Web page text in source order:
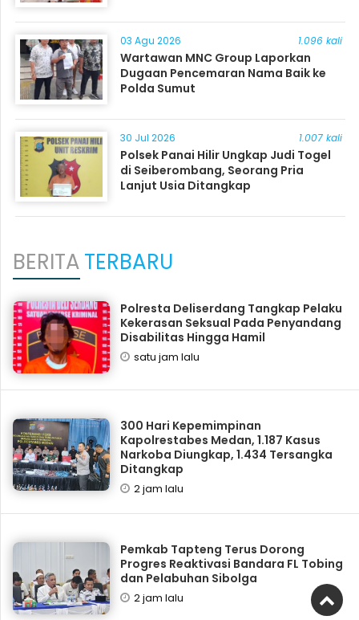
03 Agu 2026 1.096 kali
Wartawan MNC Group Laporkan
Dugaan Pencemaran Nama Baik ke
Polda Sumut
30 Jul 2026 1.007 kali
Polsek Panai Hilir Ungkap Judi Togel
di Seiberombang, Seorang Pria
Lanjut Usia Ditangkap
BERITATERBARU
Polresta Deliserdang Tangkap Pelaku
Kekerasan Seksual Pada Penyandang
Disabilitas Hingga Hamil
satu jam lalu
300 Hari Kepemimpinan
Kapolrestabes Medan, 1.187 Kasus
Narkoba Diungkap, 1.434 Tersangka
Ditangkap
2 jam lalu
Pemkab Tapteng Terus Dorong
Progres Reaktivasi Bandara FL Tobing
dan Pelabuhan Sibolga
2 jam lalu